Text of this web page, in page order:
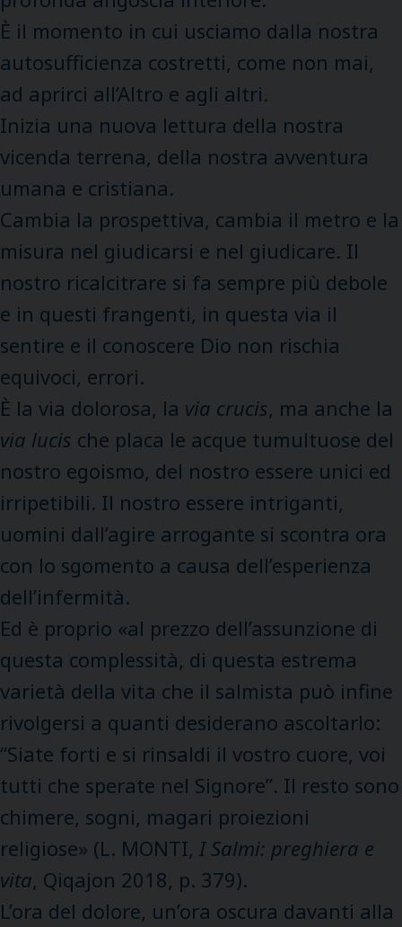
È il momento in cui usciamo dalla nostra
autosufficienza costretti, come non mai,
ad aprirci all’Altro e agli altri.
Inizia una nuova lettura della nostra
vicenda terrena, della nostra avventura
umana e cristiana.
Cambia la prospettiva, cambia il metro e la
misura nel giudicarsi e nel giudicare. Il
nostro ricalcitrare si fa sempre più debole
e in questi frangenti, in questa via il
sentire e il conoscere Dio non rischia
equivoci, errori.
È la via dolorosa, la via crucis, ma anche la
via lucis che placa le acque tumultuose del
nostro egoismo, del nostro essere unici ed
irripetibili. Il nostro essere intriganti,
uomini dall’agire arrogante si scontra ora
con lo sgomento a causa dell’esperienza
dell’infermità.
Ed è proprio «al prezzo dell’assunzione di
questa complessità, di questa estrema
varietà della vita che il salmista può infine
rivolgersi a quanti desiderano ascoltarlo:
“Siate forti e si rinsaldi il vostro cuore, voi
tutti che sperate nel Signore”. Il resto sono
chimere, sogni, magari proiezioni
religiose» (L. MONTI, I Salmi: preghiera e
vita, Qiqajon 2018, p. 379).
L’ora del dolore, un’ora oscura davanti alla